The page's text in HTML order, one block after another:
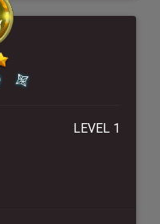
LEVEL 1